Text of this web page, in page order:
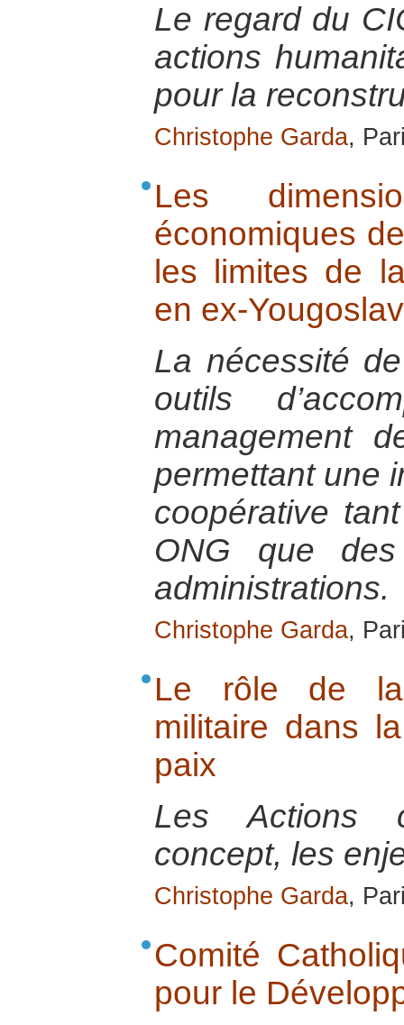
Le regard du
actions
pour la
Christophe Garda,
Les
économiques
les limites de
en ex-
La nécessité
outils
management
permettant une
coopérative
ONG que
administrations.
Christophe Garda,
Le rôle de la
militaire dans
paix
Les Actions
concept, les
Christophe Garda,
Comité
pour le